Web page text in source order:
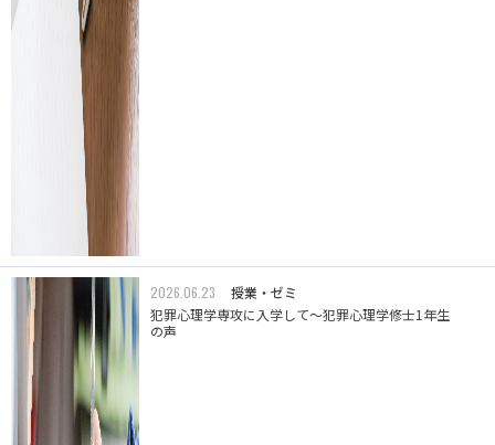
2026.06.23
授業・ゼミ
犯罪心理学専攻に入学して～犯罪心理学修士1年生
の声